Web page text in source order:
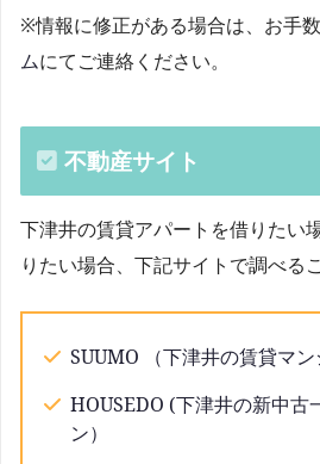
※情報に修正がある場合は、お手
ムにてご連絡ください。
不動産サイト
下津井の賃貸アパートを借りたい
りたい場合、下記サイトで調べる
SUUMO （下津井の賃貸マン
HOUSEDO (下津井の新中古
ン）